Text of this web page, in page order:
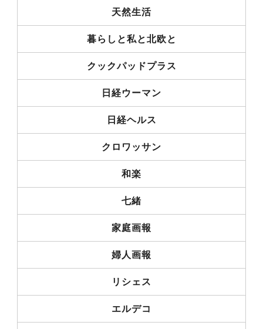
天然生活
暮らしと私と北欧と
クックパッドプラス
日経ウーマン
日経ヘルス
クロワッサン
和楽
七緒
家庭画報
婦人画報
リシェス
エルデコ